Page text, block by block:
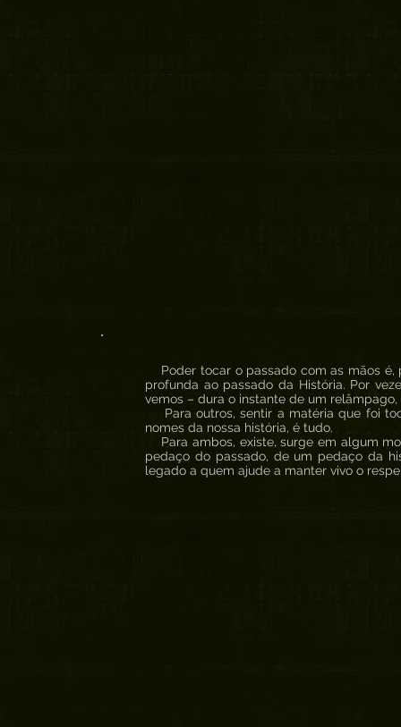
Poder tocar o passado com as mãos é,
profunda ao passado da História. Por
vemos – dura o instante de um
Para outros, sentir a matéria que foi
nomes da nossa história, é tudo.
Para ambos, existe, surge em algum
pedaço do passado, de um pedaço da
legado a quem ajude a manter vivo o